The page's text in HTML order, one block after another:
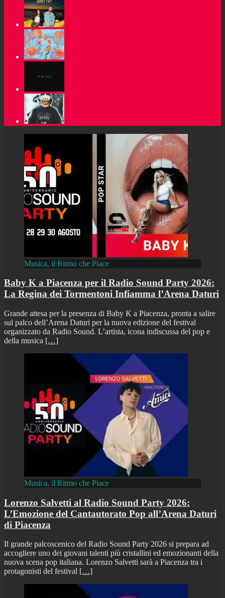
Musica, il Ritmo che Piace
Baby K a Piacenza per il Radio Sound Party 2026:
La Regina dei Tormentoni Infiamma l’Arena Daturi
Grande attesa per la presenza di Baby K a Piacenza, pronta a salire
sul palco dell’Arena Daturi per la nuova edizione del festival
organizzato da Radio Sound. L’artista, icona indiscussa del pop e
della musica […]
Musica, il Ritmo che Piace
Lorenzo Salvetti al Radio Sound Party 2026:
L’Emozione del Cantautorato Pop all’Arena Daturi
di Piacenza
Il grande palcoscenico del Radio Sound Party 2026 si prepara ad
accogliere uno dei giovani talenti più cristallini ed emozionanti della
nuova scena pop italiana. Lorenzo Salvetti sarà a Piacenza tra i
protagonisti del festival […]